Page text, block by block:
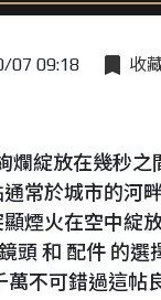
07 09:18 收
爛綻放在幾秒
常於城市的河
煙火在空中綻
頭 和 配件 的
萬不可錯過這帖